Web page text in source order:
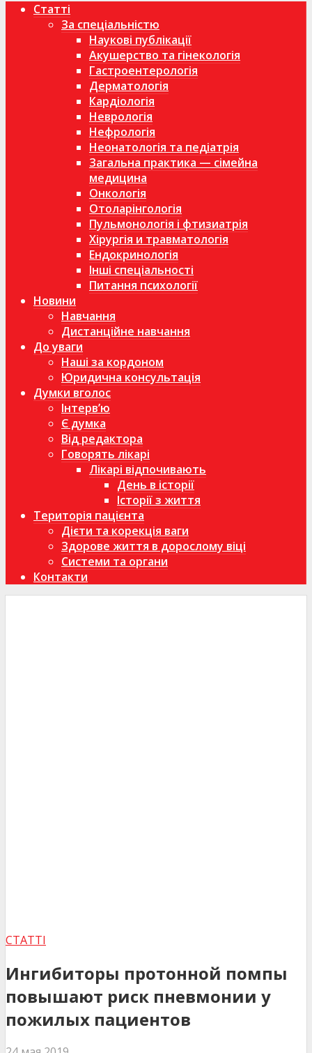
Статті
За спеціальністю
Наукові публікації
Акушерство та гінекологія
Гастроентерологія
Дерматологія
Кардіологія
Неврологія
Нефрологія
Неонатологія та педіатрія
Загальна практика — сімейна
медицина
Онкологія
Отоларінгологія
Пульмонологія і фтизиатрія
Хірургія и травматологія
Ендокринологія
Інші спеціальності
Питання психології
Новини
Навчання
Дистанційне навчання
До уваги
Наші за кордоном
Юридична консультація
Думки вголос
Інтерв’ю
Є думка
Від редактора
Говорять лікарі
Лікарі відпочивають
День в історії
Історії з життя
Територія пацієнта
Дієти та корекція ваги
Здорове життя в дорослому віці
Системи та органи
Контакти
СТАТТІ
Ингибиторы протонной помпы
повышают риск пневмонии у
пожилых пациентов